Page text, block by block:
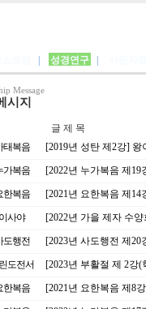
성경연구
Message
시지
글 제 목
태복음 [2019년 성탄 제2강]
가복음 [2022년 누가복음 제
한복음 [2021년 요한복음 제
이사야 [2022년 가을 제자 수
도행전 [2023년 사도행전 제
도전서 [2023년 부활절 제 2강
한복음 [2021년 요한복음 제8